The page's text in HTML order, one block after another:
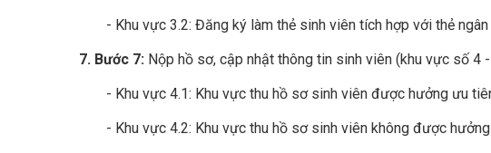
- Khu vực 3.2: Đăng ký làm thẻ sinh viên tích hợp với thẻ
7. Bước 7: Nộp hồ sơ, cập nhật thông tin sinh viên (khu vực số 4
- Khu vực 4.1: Khu vực thu hồ sơ sinh viên được hưởng ưu
- Khu vực 4.2: Khu vực thu hồ sơ sinh viên không được